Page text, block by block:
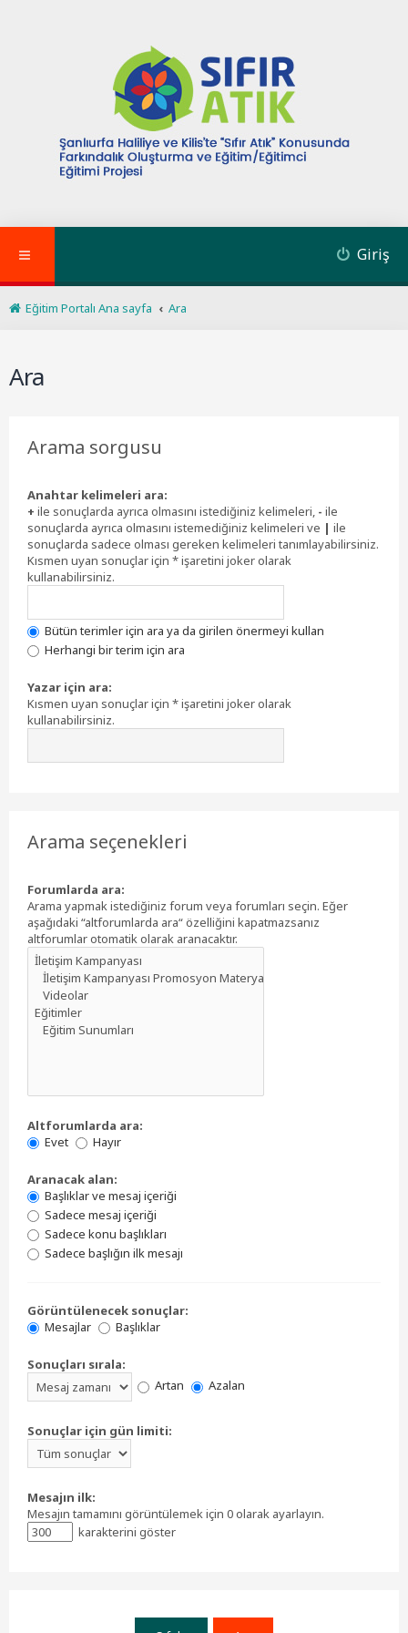
Giriş
Eğitim Portalı Ana sayfa Ara
Ara
Arama sorgusu
Anahtar kelimeleri ara:
+ ile sonuçlarda ayrıca olmasını istediğiniz kelimeleri, - ile
sonuçlarda ayrıca olmasını istemediğiniz kelimeleri ve | ile
sonuçlarda sadece olması gereken kelimeleri tanımlayabilirsiniz.
Kısmen uyan sonuçlar için * işaretini joker olarak
kullanabilirsiniz.
Bütün terimler için ara ya da girilen önermeyi kullan
Herhangi bir terim için ara
Yazar için ara:
Kısmen uyan sonuçlar için * işaretini joker olarak
kullanabilirsiniz.
Arama seçenekleri
Forumlarda ara:
Arama yapmak istediğiniz forum veya forumları seçin. Eğer
aşağıdaki “altforumlarda ara“ özelliğini kapatmazsanız
altforumlar otomatik olarak aranacaktır.
Altforumlarda ara:
Evet
Hayır
Aranacak alan:
Başlıklar ve mesaj içeriği
Sadece mesaj içeriği
Sadece konu başlıkları
Sadece başlığın ilk mesajı
Görüntülenecek sonuçlar:
Mesajlar
Başlıklar
Sonuçları sırala:
Artan
Azalan
Sonuçlar için gün limiti:
Mesajın ilk:
Mesajın tamamını görüntülemek için 0 olarak ayarlayın.
karakterini göster